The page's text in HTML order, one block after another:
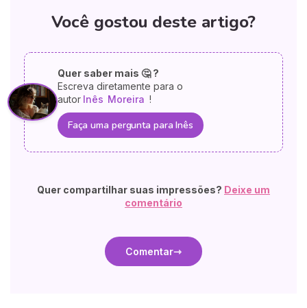
Você gostou deste artigo?
Quer saber mais 🤔 ?
Escreva diretamente para o
autor Inês Moreira !
Faça uma pergunta para Inês
Quer compartilhar suas impressões? Deixe um
comentário
Comentar